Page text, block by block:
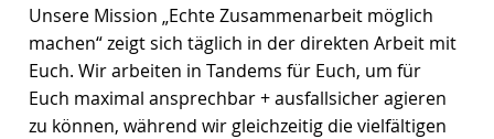
Unsere Mission „Echte Zusammenarbeit möglich
machen“ zeigt sich täglich in der direkten Arbeit mit
Euch. Wir arbeiten in Tandems für Euch, um für
Euch maximal ansprechbar + ausfallsicher agieren
zu können, während wir gleichzeitig die vielfältigen